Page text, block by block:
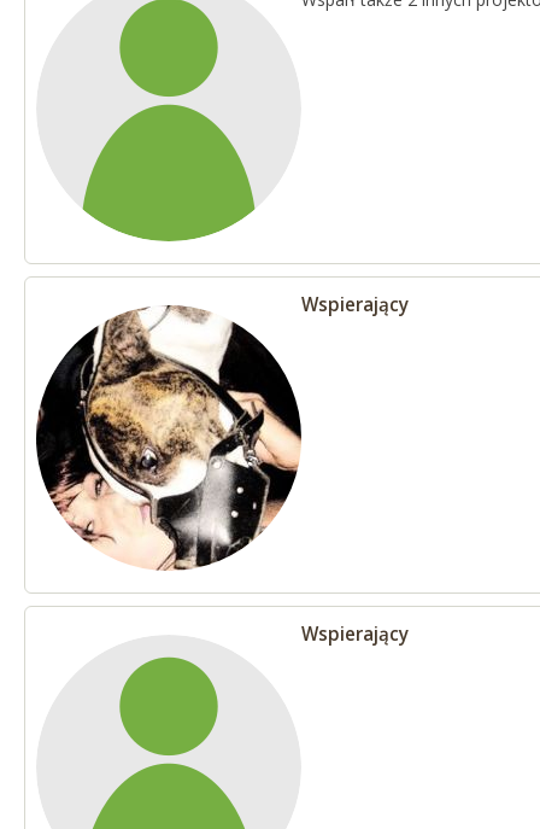
Wspierający
Wspierający